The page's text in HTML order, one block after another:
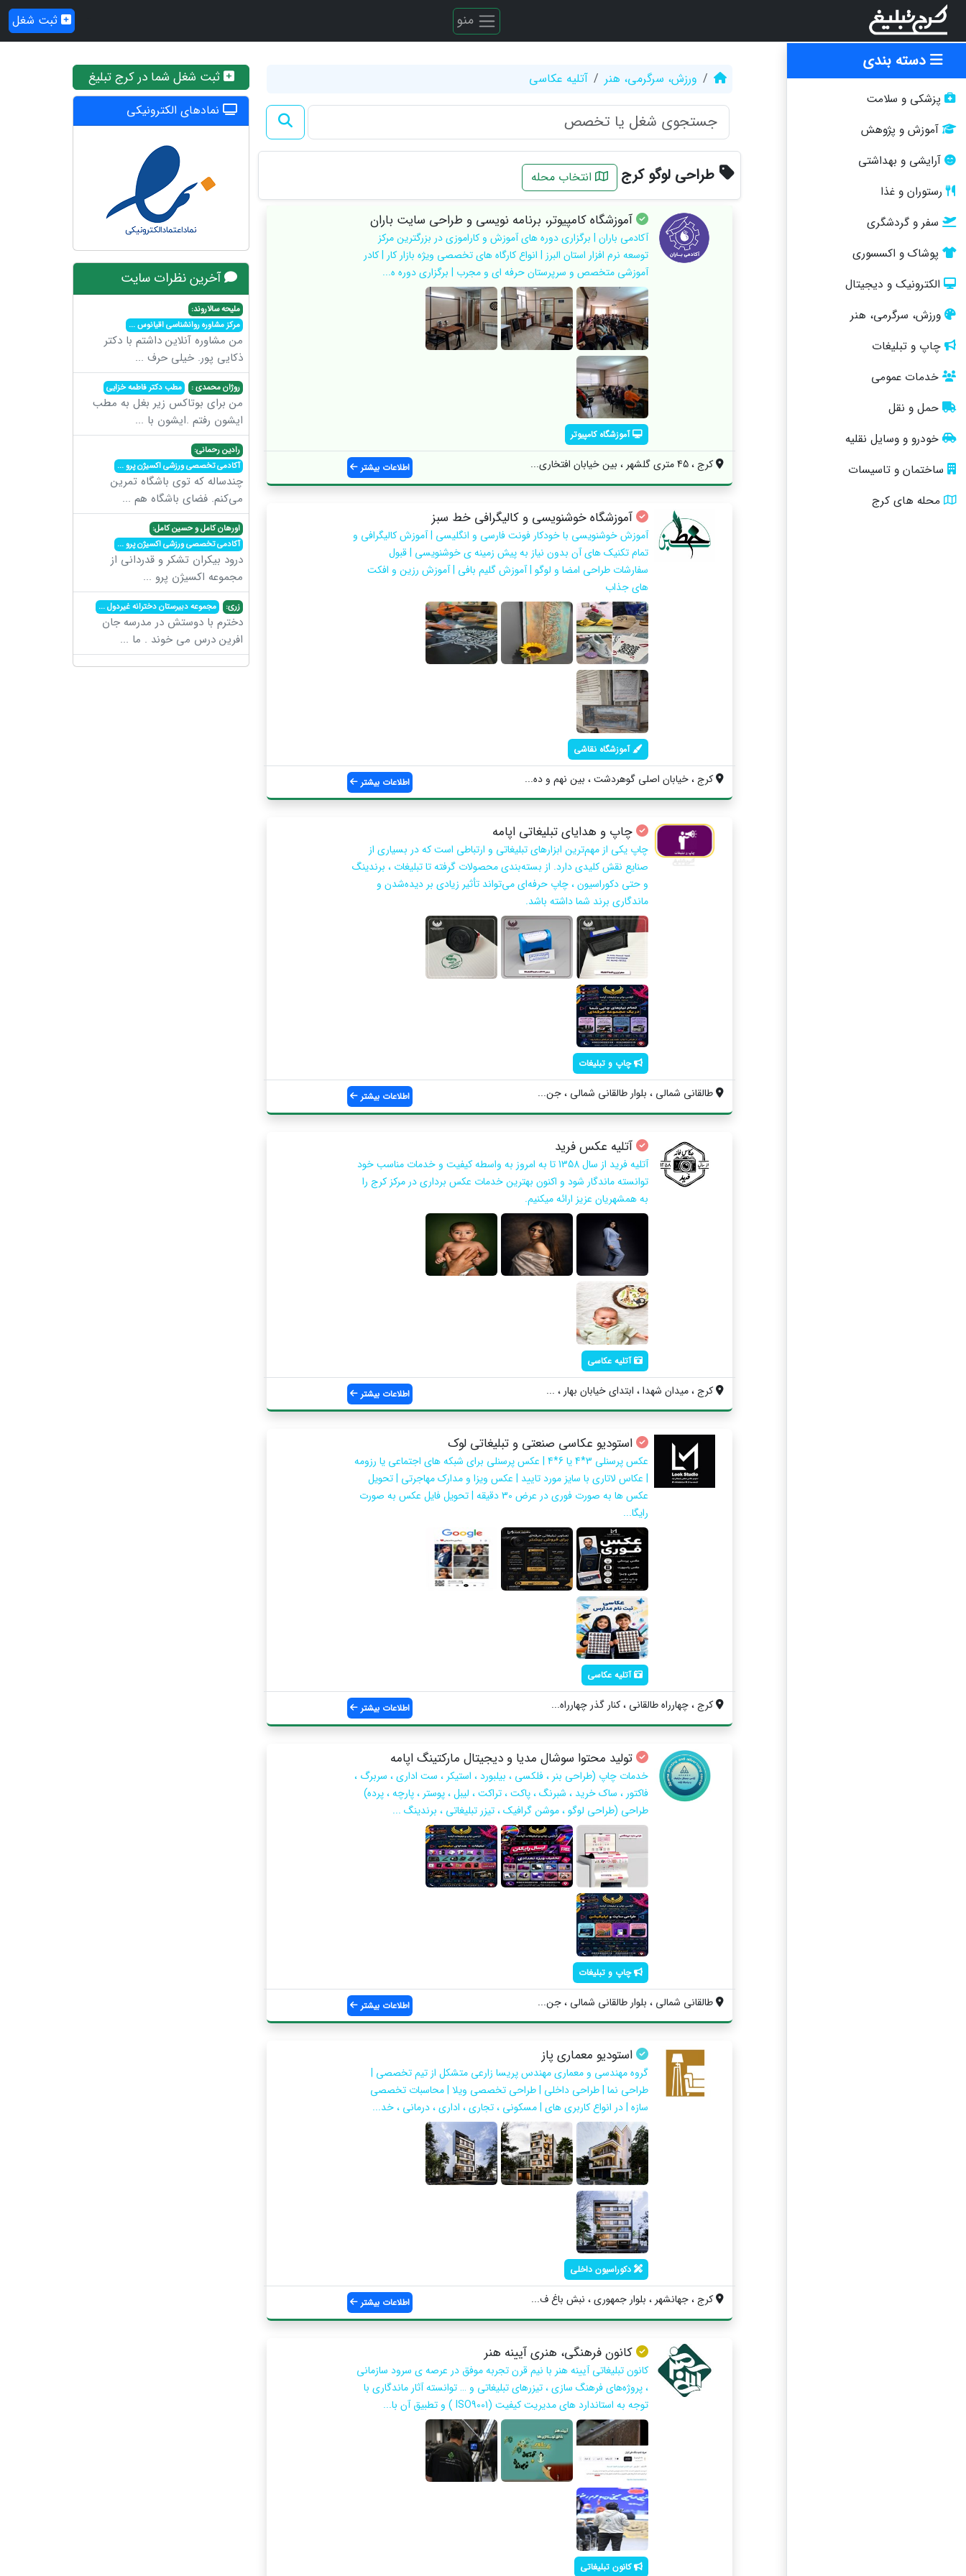
منو ثبت شغل
دسته بندی
پزشکی و سلامت
آموزش و پژوهش
آرایشی و بهداشتی
رستوران و غذا
سفر و گردشگری
پوشاک و اکسسوری
الکترونیک و دیجیتال
ورزش، سرگرمی، هنر
چاپ و تبلیغات
خدمات عمومی
حمل و نقل
خودرو و وسایل نقلیه
ساختمان و تاسیسات
محله های کرج
ورزش، سرگرمی، هنر آتلیه عکاسی
طراحی لوگو کرج انتخاب محله
آموزشگاه کامپیوتر، برنامه نویسی و طراحی سایت باران
آکادمی باران | برگزاری دوره های آموزش و کاراموزی در بزرگترین مرکز
توسعه نرم افزار استان البرز | انواع کارگاه های تخصصی ویژه بازار کار | کادر
آموزشی متخصص و سرپرستان حرفه ای و مجرب | برگزاری دوره ه...
آموزشگاه کامپیوتر
کرج ، 45 متری گلشهر ، بین خیابان افتخاری... اطلاعات بیشتر
آموزشگاه خوشنویسی و کالیگرافی خط سبز
آموزش خوشنویسی با خودکار فونت فارسی و انگلیسی | آموزش کالیگرافی و
تمام تکنیک های آن بدون نیاز به پیش زمینه ی خوشنویسی | قبول
سفارشات طراحی امضا و لوگو | آموزش گلیم بافی | آموزش رزین و افکت
های جذاب
آموزشگاه نقاشی
کرج ، خیابان اصلی گوهردشت ، بین نهم و ده... اطلاعات بیشتر
چاپ و هدایای تبلیغاتی اپامه
چاپ یکی از مهم‌ترین ابزارهای تبلیغاتی و ارتباطی است که در بسیاری از
صنایع نقش کلیدی دارد. از بسته‌بندی محصولات گرفته تا تبلیغات ، برندینگ
و حتی دکوراسیون ، چاپ حرفه‌ای می‌تواند تأثیر زیادی بر دیده‌شدن و
ماندگاری برند شما داشته باشد.
چاپ و تبلیغات
طالقانی شمالی ، بلوار طالقانی شمالی ، جن... اطلاعات بیشتر
آتلیه عکس فرید
آتلیه فرید از سال 1358 تا به امروز به واسطه کیفیت و خدمات مناسب خود
توانسته ماندگار شود و اکنون بهترین خدمات عکس برداری در مرکز کرج را
به همشهریان عزیز ارائه میکنیم.
آتلیه عکاسی
کرج ، میدان شهدا ، ابتدای خیابان بهار ، ... اطلاعات بیشتر
استودیو عکاسی صنعتی و تبلیغاتی لوک
عکس پرسنلی 3*4 یا 6*4 | عکس پرسنلی برای شبکه های اجتماعی یا رزومه
| عکاس لاتاری با سایز مورد تایید | عکس ویزا و مدارک مهاجرتی | تحویل
عکس ها به صورت فوری در عرض 30 دقیقه | تحویل فایل عکس به صورت
رایگا...
آتلیه عکاسی
کرج ، چهارراه طالقانی ، کنار گذر چهارراه... اطلاعات بیشتر
تولید محتوا سوشال مدیا و دیجیتال مارکتینگ اپامه
خدمات چاپ (طراحی بنر ، فلکسی ، بیلبورد ، استیکر ، ست اداری ، سربرگ ،
فاکتور ، ساک خرید ، شبرنگ ، پاکت ، تراکت ، لیبل ، پوستر ، پارچه ، پرده)
طراحی (طراحی لوگو ، موشن گرافیک ، تیزر تبلیغاتی ، برندینگ ...
چاپ و تبلیغات
طالقانی شمالی ، بلوار طالقانی شمالی ، جن... اطلاعات بیشتر
استودیو معماری پاز
گروه مهندسی و معماری مهندس پریسا زارعی متشکل از تیم تخصصی |
طراحی نما | طراحی داخلی | طراحی تخصصی ویلا | محاسبات تخصصی
سازه | در انواع کاربری های | مسکونی ، تجاری ، اداری ، درمانی ، خد...
دکوراسیون داخلی
کرج ، جهانشهر ، بلوار جمهوری ، نبش باغ ف... اطلاعات بیشتر
کانون فرهنگی، هنری آیینه هنر
کانون تبلیغاتی آیینه هنر با نیم قرن تجربه موفق در عرصه ی سرود سازمانی
، پروژه‌های فرهنگ سازی ، تیزرهای تبلیغاتی و … توانسته آثار ماندگاری با
توجه به استاندارد های مدیریت کیفیت (ISO9001 ) و تطبیق آن با...
کانون تبلیغاتی
ثبت شغل شما در کرج تبلیغ
نمادهای الکترونیکی
آخرین نظرات سایت
ملیحه سالاروند:
مرکز مشاوره روانشناسی اقیانوس...
من مشاوره آنلاین داشتم با دکتر
ذکایی پور. خیلی حرف ...
روژان محمدی : مطب دکتر فاطمه خزایی
من برای بوتاکس زیر بغل به مطب
ایشون رفتم .ایشون با ...
رادین رحمانی:
آکادمی تخصصی ورزشی اکسیژن پرو...
چندساله که توی باشگاه تمرین
می‌کنم. فضای باشگاه هم ...
اورهان کامل و حسین کامل:
آکادمی تخصصی ورزشی اکسیژن پرو...
درود بیکران تشکر و قدردانی از
مجموعه اکسیژن پرو ...
زری: مجموعه دبیرستان دخترانه غیردول...
دخترم با دوستش در مدرسه جان
افرین درس می خوند . ما ...